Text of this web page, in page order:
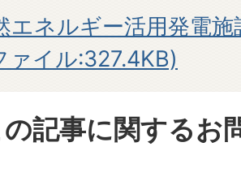
エネルギー活用発電
ァイル:327.4KB)
の記事に関するお